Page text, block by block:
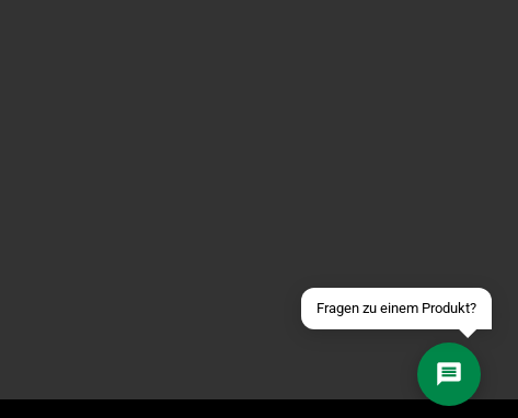
Fragen zu einem Produkt?
Schick uns eine eMail